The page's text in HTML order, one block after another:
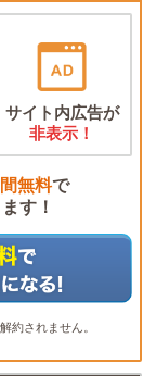
サイト内広告が
非表示！
無料で
す！
約されません。